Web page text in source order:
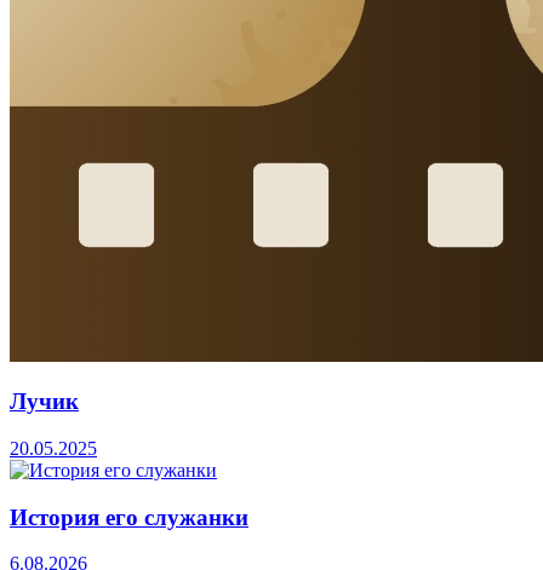
Лучик
20.05.2025
История его служанки
6.08.2026